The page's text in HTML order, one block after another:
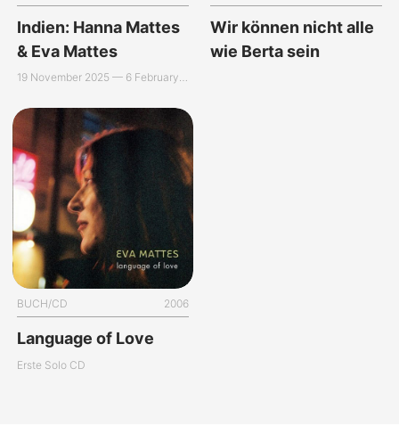
Indien: Hanna Mattes
& Eva Mattes
19 November 2025 — 6 February 2026
Wir können nicht alle
wie Berta sein
BUCH/CD 2006
Language of Love
Erste Solo CD